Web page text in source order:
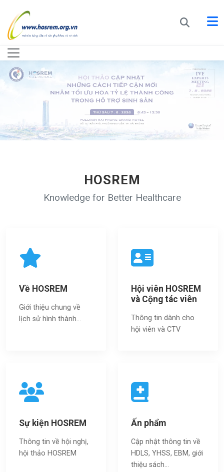
HOSREM
Knowledge for Better Healthcare
Về HOSREM
Giới thiệu chung về
lịch sử hình thành...
Hội viên HOSREM
và Cộng tác viên
Thông tin dành cho
hội viên và CTV
Sự kiện HOSREM
Thông tin về hội nghị,
hội thảo HOSREM
Ấn phẩm
Cập nhật thông tin về
HDLS, YHSS, EBM, giới
thiệu sách…